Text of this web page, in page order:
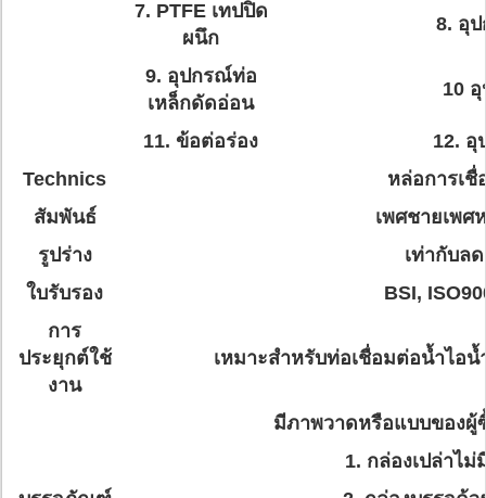
7. PTFE เทปปิด
ผนึก
8. อุ
9. อุปกรณ์ท่อ
เหล็กดัดอ่อน
10
11. ข้อต่อร่อง
12.
Technics
หล่อการเชื่
สัมพันธ์
เพศชายเพศ
รูปร่าง
เท่ากับลด
ใบรับรอง
BSI,
การ
ประยุกต์ใช้
งาน
เหมาะสำหรับท่อเชื่อมต่อน้ำไอ
มีภาพวาดหรือแบบของผู้
1. กล่องเปล่าไม่